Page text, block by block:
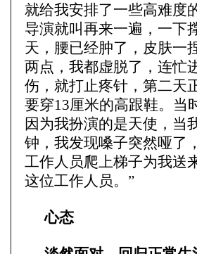
就给我安排了一些高难度
导演就叫再来一遍，一下
天，腰已经肿了，皮肤一
两点，我都虚脱了，连忙
伤，就打止疼针，第二天
要穿13厘米的高跟鞋。当
因为我扮演的是天使，当
钟，我发现嗓子突然哑了
工作人员爬上梯子为我送
这位工作人员。”
心态